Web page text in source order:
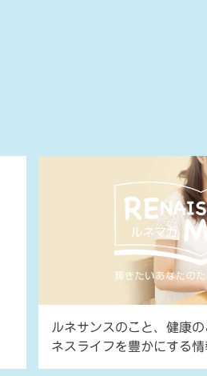
ルネサンスのこと、健康
ネスライフを豊かにする情